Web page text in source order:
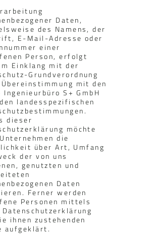
Daten,
des Namens, der
E-Mail-Adresse oder
einer
Person, erfolgt
Einklang mit der
Grundverordnung
mit den
S+ GmbH
landesspezifischen
dieser
möchte
die
über Art, Umfang
der von uns
genutzten und
Daten
Ferner werden
Personen mittels
ihnen zustehenden
aufgeklärt.